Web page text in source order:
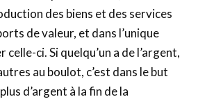
des biens et des services
de valeur, et dans l’unique
ci. Si quelqu’un a de l’argent,
au boulot, c’est dans le but
d’argent à la fin de la